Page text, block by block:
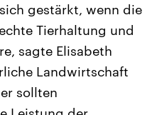
aus
Aktuelle Beiträge,
Hintergründe
Wirtschaftlich und
gehören die Vereinigten
den mächtigsten Ländern
mit großem Einfluss auf
gestärkt, wenn die
Tierhaltung und
sagte Elisabeth
Landwirtschaft
sollten